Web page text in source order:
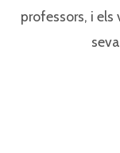
professors, i els